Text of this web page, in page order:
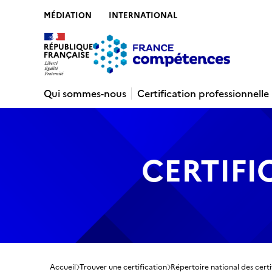
MÉDIATION INTERNATIONAL
Qui sommes-nous
Certification professionnelle
Accueil Trouver une certification Répertoire national des